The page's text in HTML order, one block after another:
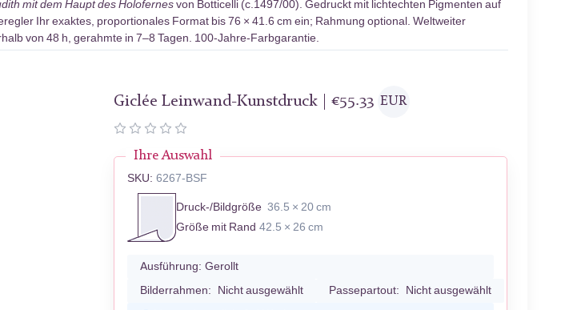
mit dem Haupt des Holofernesvon Botticelli (c.1497/00). Gedruckt mit lichtechten Pigmenten auf
Ihr exaktes, proportionales Format bis 76 × 41.6 cm ein; Rahmung optional. Weltweiter
von 48 h, gerahmte in 7–8 Tagen. 100-Jahre-Farbgarantie.
Giclée Leinwand-Kunstdruck |€55.33 EUR
Ihre Auswahl
SKU: 6267-BSF
Druck-/Bildgröße 36.5 × 20 cm
Größe mit Rand 42.5 × 26 cm
Ausführung: Gerollt
Bilderrahmen: Nicht ausgewählt Passepartout: Nicht ausgewählt